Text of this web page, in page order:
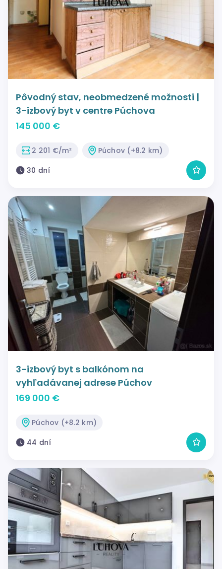
Pôvodný stav, neobmedzené možnosti |
3-izbový byt v centre Púchova
145 000 €
2 201 €/m²
Púchov (+8.2 km)
30 dní
3-izbový byt s balkónom na
vyhľadávanej adrese Púchov
169 000 €
Púchov (+8.2 km)
44 dní